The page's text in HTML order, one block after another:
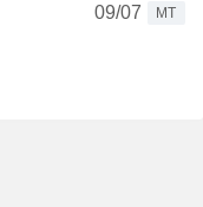
09/07
MT